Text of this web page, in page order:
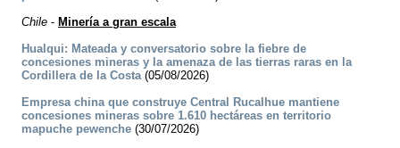
Chile - Minería a gran escala
Hualqui: Mateada y conversatorio sobre la fiebre de
concesiones mineras y la amenaza de las tierras raras en la
Cordillera de la Costa(05/08/2026)
Empresa china que construye Central Rucalhue mantiene
concesiones mineras sobre 1.610 hectáreas en territorio
mapuche pewenche (30/07/2026)